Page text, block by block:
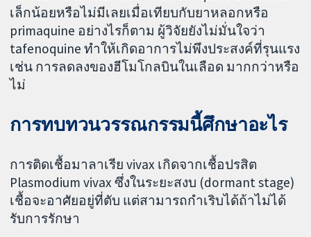
เล็กน้อยหรือไม่มีเลยเมื่อเทียบกับยาหลอกหรือ
primaquine อย่างไรก็ตาม ผู้วิจัยยังไม่มั่นใจว่า
tafenoquine ทำให้เกิดอาการไม่พึงประสงค์ที่รุนแรง
เช่น การลดลงของฮีโมโกลบินในเลือด มากกว่าหรือ
ไม่
การทบทวนวรรณกรรมนี้ศึกษาอะไร
การติดเชื้อมาลาเรีย vivax เกิดจากเชื้อปรสิต
Plasmodium vivax ซึ่งในระยะสงบ (dormant stage)
เชื้อจะอาศัยอยู่ที่ตับ แต่สามารถกำเริบได้ถ้าไม่ได้
รับการรักษา